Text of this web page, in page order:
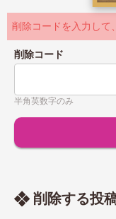
削除コードを入力して
削除コード
半角英数字のみ
削除する投